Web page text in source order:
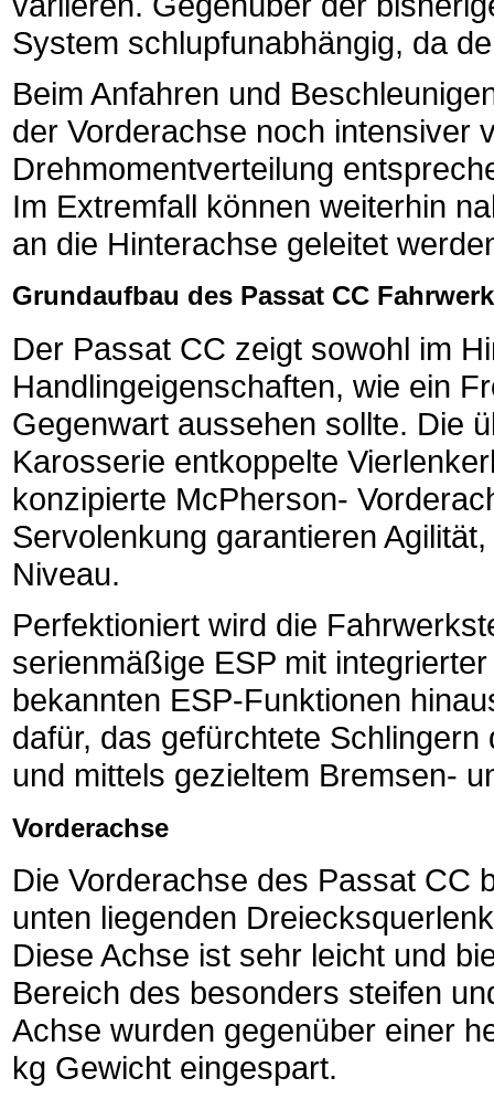
System schlupfunabhängig, da
Beim Anfahren und
der Vorderachse noch intensiver
Drehmomentverteilung
Im Extremfall können weiterhin
an die Hinterachse geleitet
Grundaufbau des Passat CC
Der Passat CC zeigt sowohl im
Handlingeigenschaften, wie ein
Gegenwart aussehen sollte. Die
Karosserie entkoppelte
konzipierte McPherson-
Servolenkung garantieren
Niveau.
Perfektioniert wird die
serienmäßige ESP mit
bekannten ESP-Funktionen
dafür, das gefürchtete
und mittels gezieltem Bremsen-
Vorderachse
Die Vorderachse des Passat CC
unten liegenden
Diese Achse ist sehr leicht und
Bereich des besonders steifen
Achse wurden gegenüber einer
kg Gewicht eingespart.